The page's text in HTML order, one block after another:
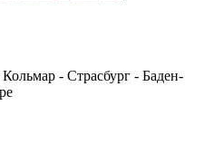
- Страсбург - Баден-